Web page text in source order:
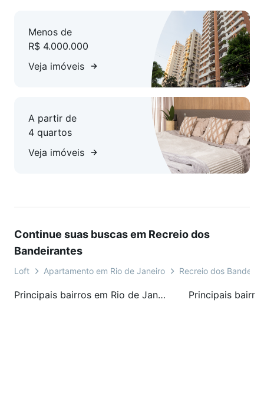
Menos de
R$ 4.000.000
Veja imóveis
A partir de
4 quartos
Veja imóveis
Continue suas buscas em Recreio dos
Bandeirantes
Loft Apartamento em Rio de Janeiro Recreio dos
Principais bairros em Rio de Janeiro, RJ